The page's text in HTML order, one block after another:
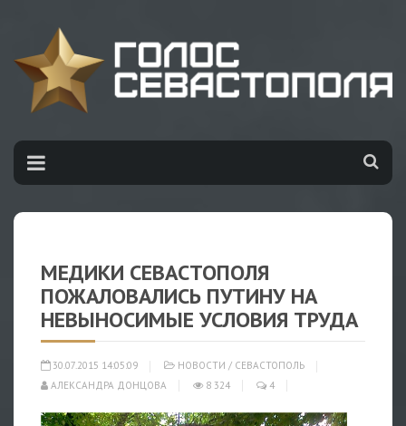
МЕДИКИ СЕВАСТОПОЛЯ
ПОЖАЛОВАЛИСЬ ПУТИНУ НА
НЕВЫНОСИМЫЕ УСЛОВИЯ ТРУДА
30.07.2015 14:05:09 НОВОСТИ / СЕВАСТОПОЛЬ
АЛЕКСАНДРА ДОНЦОВА
8 324 4